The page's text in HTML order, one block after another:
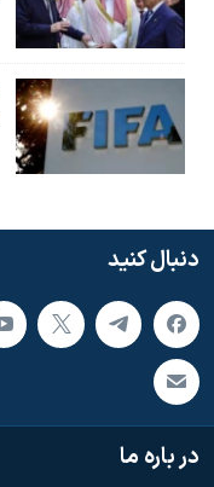
دنبال کنید
در باره ما